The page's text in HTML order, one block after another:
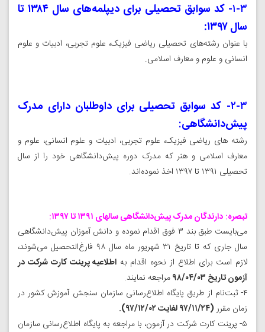
۱-۳-
کد سوابق تحصیلی برای دیپلمه‌های سال ۱۳۸۴ تا
سال ۱۳۹۷:
با عنوان رشته‌های تحصیلی ریاضی فیزیک، علوم تجربی، ادبیات و علوم
انسانی و علوم و معارف اسلامی.
۲-۳- کد سوابق تحصیلی برای داوطلبان دارای مدرک
پیش‌دانشگاهی:
رشته های ریاضی فیزیک، علوم تجربی، ادبیات و علوم انسانی، علوم و
معارف اسلامی و هنر که مدرک دوره پیش‌دانشگاهی خود را از سال
تحصیلی ۱۳۹۱ تا ۱۳۹۷ اخذ نموده‌اند.
تبصره: دارندگان مدرک پیش‌دانشگاهی سالهای ۱۳۹۱ تا ۱۳۹۷
:
می‌بایست طبق بند ۳ فوق اقدام نموده و دانش آموزان پیش‌دانشگاهی
سال جاری که تا تاریخ ۳۱ شهریور ماه سال ۹۸ فارغ‌التحصیل می‌شوند،
لازم است برای اطلاع از نحوه اقدام به اطلاعیه پرینت کارت شرکت در
آزمون تاریخ ۹۸/۰۴/۰۳
مراجعه نمایند.
۴- ثبت‌نام از طریق پایگاه اطلاع‌رسانی سازمان سنجش آموزش کشور‌ در
زمان مقرر (۹۷/۱۱/۲۴ لغایت ۹۷/۱۲/۰۲).
۵- پرینت کارت‌ شرکت در‌ آزمون، با مراجعه به پایگاه اطلاع‌رسانی سازمان